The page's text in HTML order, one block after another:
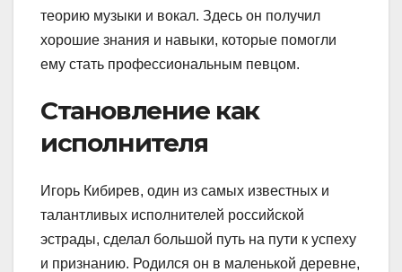
теорию музыки и вокал. Здесь он получил
хорошие знания и навыки, которые помогли
ему стать профессиональным певцом.
Становление как
исполнителя
Игорь Кибирев, один из самых известных и
талантливых исполнителей российской
эстрады, сделал большой путь на пути к успеху
и признанию. Родился он в маленькой деревне,